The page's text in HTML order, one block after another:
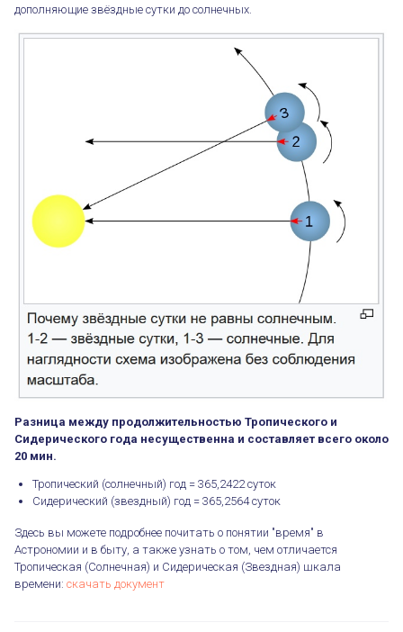
дополняющие звёздные сутки до солнечных.
Разница между продолжительностью Тропического и
Сидерического года несущественна и составляет всего около
20 мин.
Тропический (солнечный) год = 365,2422 суток
Сидерический (звездный) год = 365,2564 суток
Здесь вы можете подробнее почитать о понятии "время" в
Астрономии и в быту, а также узнать о том, чем отличается
Тропическая (Солнечная) и Сидерическая (Звездная) шкала
времени: скачать документ